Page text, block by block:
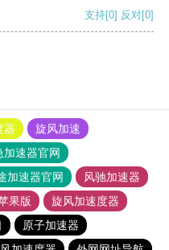
支持[0] 反对[0]
器
旋风加速
加速器官网
加速器官网
风驰加速器
果版
旋风加速度器
原子加速器